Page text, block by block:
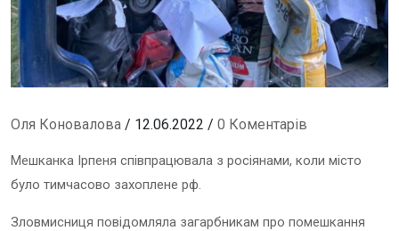
Оля Коновалова / 12.06.2022 / 0 Коментарів
Мешканка Ірпеня співпрацювала з росіянами, коли місто
було тимчасово захоплене рф.
Зловмисниця повідомляла загарбникам про помешкання